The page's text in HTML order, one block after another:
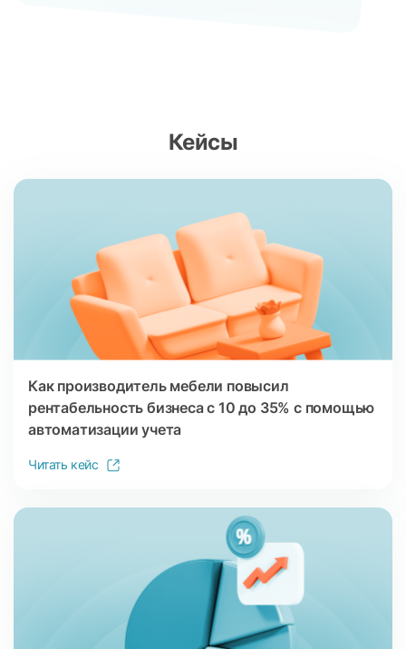
Кейсы
Как производитель мебели повысил
рентабельность бизнеса с 10 до 35% c помощью
автоматизации учета
Читать кейс